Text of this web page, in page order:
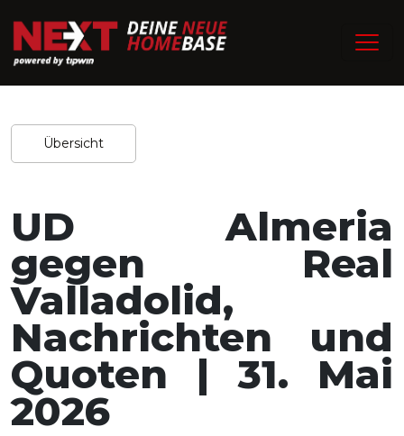
Home/Experten-Tipps
Redaktion / 30.05.2026
Teilen
Übersicht
UD Almeria
gegen Real
Valladolid,
Nachrichten und
Quoten | 31. Mai
2026